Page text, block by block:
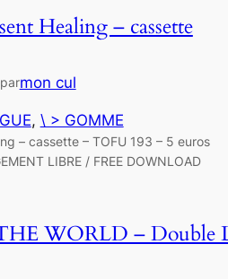
Healing – cassette
parmon cul
, \ > GOMME
– cassette – TOFU 193 – 5 euros
LIBRE / FREE DOWNLOAD
WORLD – Double